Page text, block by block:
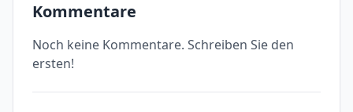
Kommentare
Noch keine Kommentare. Schreiben Sie den
ersten!